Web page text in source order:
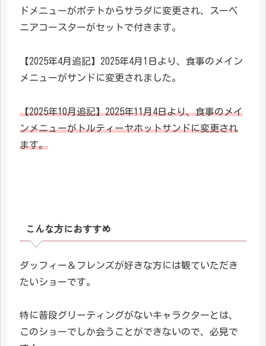
ドメニューがポテトからサラダに変更され、スーベ
ニアコースターがセットで付きます。
【2025年4月追記】2025年4月1日より、食事のメイン
メニューがサンドに変更されました。
【2025年10月追記】2025年11月4日より、食事のメイ
ンメニューがトルティーヤホットサンドに変更され
ます。
こんな方におすすめ
ダッフィー＆フレンズが好きな方には観ていただき
たいショーです。
特に普段グリーティングがないキャラクターとは、
このショーでしか会うことができないので、必見で